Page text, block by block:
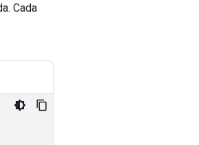
Cada